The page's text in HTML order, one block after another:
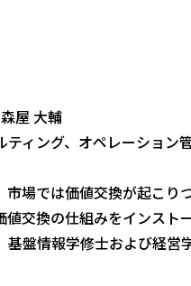
屋 大輔
ィング、オペレーション
場では価値交換が起こり
値交換の仕組みをインスト
盤情報学修士および経営